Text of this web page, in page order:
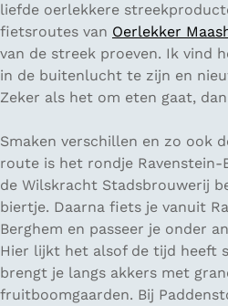
liefde oerlekkere
fietsroutes van Oerlekker
van de streek proeven. Ik vind
in de buitenlucht te zijn en
Zeker als het om eten gaat,
Smaken verschillen en zo ook
route is het rondje Ravenstein-
de Wilskracht Stadsbrouwerij
biertje. Daarna fiets je vanuit
Berghem en passeer je onder
Hier lijkt het alsof de tijd heeft
brengt je langs akkers met
fruitboomgaarden. Bij